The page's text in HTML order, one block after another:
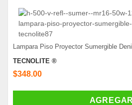
Lampara Piso Proyector Sumergible
TECNOLITE ®
$348.00
AGREGAR